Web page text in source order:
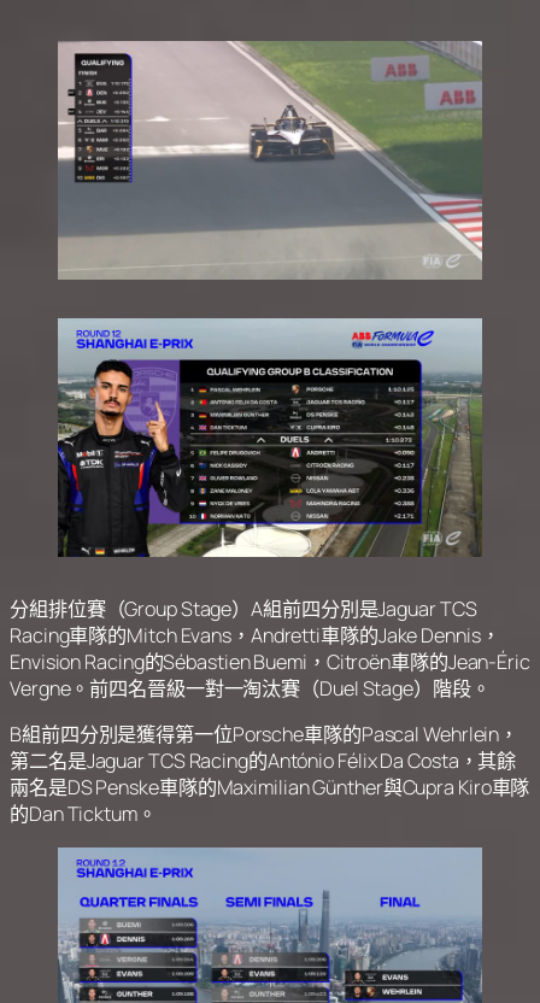
分組排位賽（Group Stage）A組前四分別是Jaguar TCS
Racing車隊的Mitch Evans，Andretti車隊的Jake Dennis，
Envision Racing的Sébastien Buemi，Citroën車隊的Jean-Éric
Vergne。前四名晉級一對一淘汰賽（Duel Stage）階段。
B組前四分別是獲得第一位Porsche車隊的Pascal Wehrlein，
第二名是Jaguar TCS Racing的António Félix Da Costa，其餘
兩名是DS Penske車隊的Maximilian Günther與Cupra Kiro車隊
的Dan Ticktum。